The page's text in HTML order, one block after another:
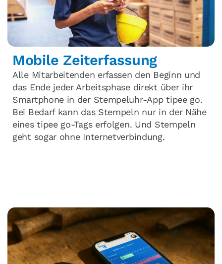
Mobile Zeiterfassung
Alle Mitarbeitenden erfassen den Beginn und
das Ende jeder Arbeitsphase direkt über ihr
Smartphone in der Stempeluhr-App tipee go.
Bei Bedarf kann das Stempeln nur in der Nähe
eines tipee go-Tags erfolgen. Und Stempeln
geht sogar ohne Internetverbindung.